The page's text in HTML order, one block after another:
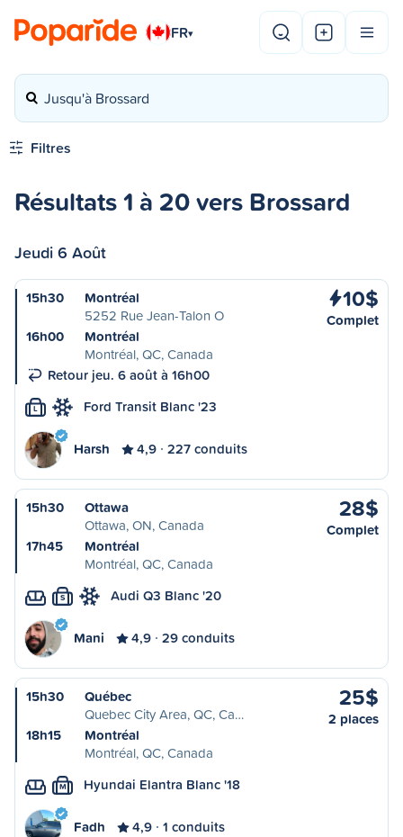
FR▾
Jusqu'à Brossard
Filtres
Résultats 1 à 20 vers Brossard
Jeudi 6 Août
15h30
Montréal
5252 Rue Jean-Talon O
16h00
Montréal
Montréal, QC, Canada
Retour jeu. 6 août à 16h00
10$
Complet
L Ford Transit Blanc '23
Harsh 4,9 227 conduits
15h30
Ottawa
Ottawa, ON, Canada
17h45
Montréal
Montréal, QC, Canada
28$
Complet
S Audi Q3 Blanc '20
Mani 4,9 29 conduits
15h30
Québec
Quebec City Area, QC, Ca…
18h15
Montréal
Montréal, QC, Canada
25$
2 places
M Hyundai Elantra Blanc '18
Fadh 4,9 1 conduits